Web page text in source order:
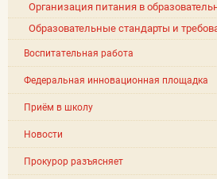
Организация питания в
Образовательные стандарты и
Воспитательная работа
Федеральная инновационная площадка
Приём в школу
Новости
Прокурор разъясняет